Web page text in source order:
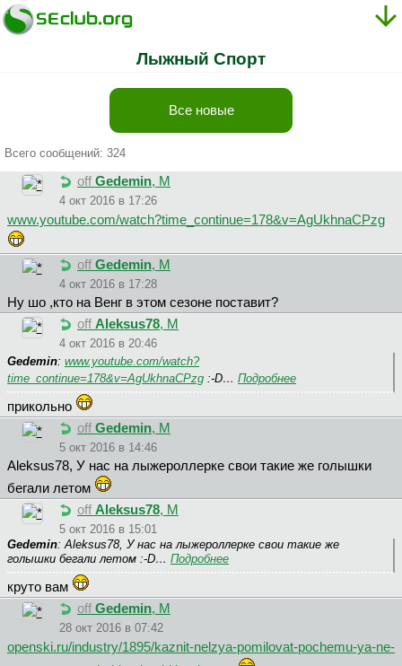
Лыжный Спорт
Все новые
Всего сообщений: 324
off Gedemin, М
4 окт 2016 в 17:26
www.youtube.com/watch?time_continue=178&v=AgUkhnaCPzg
off Gedemin, М
4 окт 2016 в 17:28
Ну шо ,кто на Венг в этом сезоне поставит?
off Aleksus78, М
4 окт 2016 в 20:46
Gedemin: www.youtube.com/watch?
time_continue=178&v=AgUkhnaCPzg :-D… Подробнее
прикольно
off Gedemin, М
5 окт 2016 в 14:46
Aleksus78, У нас на лыжероллерке свои такие же голышки
бегали летом
off Aleksus78, М
5 окт 2016 в 15:01
Gedemin: Aleksus78, У нас на лыжероллерке свои такие же
голышки бегали летом :-D… Подробнее
круто вам
off Gedemin, М
28 окт 2016 в 07:42
openski.ru/industry/1895/kaznit-nelzya-pomilovat-pochemu-ya-ne-